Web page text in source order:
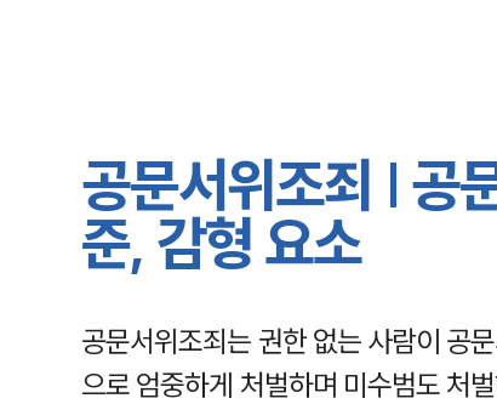
공문서위조죄 | 공
준, 감형 요소
공문서위조죄는 권한 없는 사람이 공
으로 엄중하게 처벌하며 미수범도 처